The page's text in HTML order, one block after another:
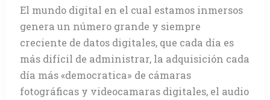
El mundo digital en el cual estamos inmersos
genera un número grande y siempre
creciente de datos digitales, que cada día es
más difícil de administrar, la adquisición cada
día más «democratica» de cámaras
fotográficas y videocamaras digitales, el audio